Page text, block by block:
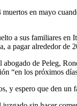
en mayo
a sus familiares
a pagar alrededor de
de Peleg,
“en los próximos
y espero que den